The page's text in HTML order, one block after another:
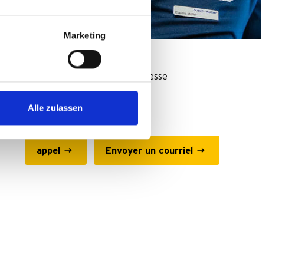
Marketing
Alle zulassen
Claudia Müller
Ansprechpartnerin für die Presse
Auf dem Bamberg 1
appel Envoyer un courriel